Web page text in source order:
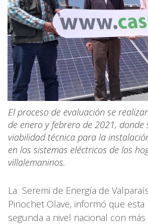
El proceso de evaluación se
de enero y febrero de 2021, donde
viabilidad técnica para la
en los sistemas eléctricos de los
villalemaninos.
La Seremi de Energía de
Pinochet Olave, informó que esta
segunda a nivel nacional con